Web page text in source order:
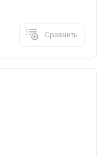
Сравнить